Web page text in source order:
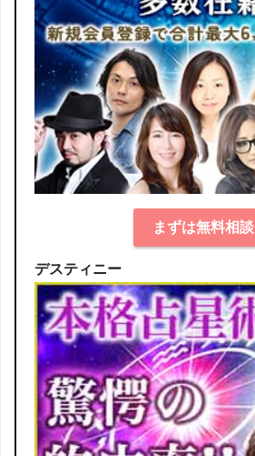
まずは無料相談
デスティニー